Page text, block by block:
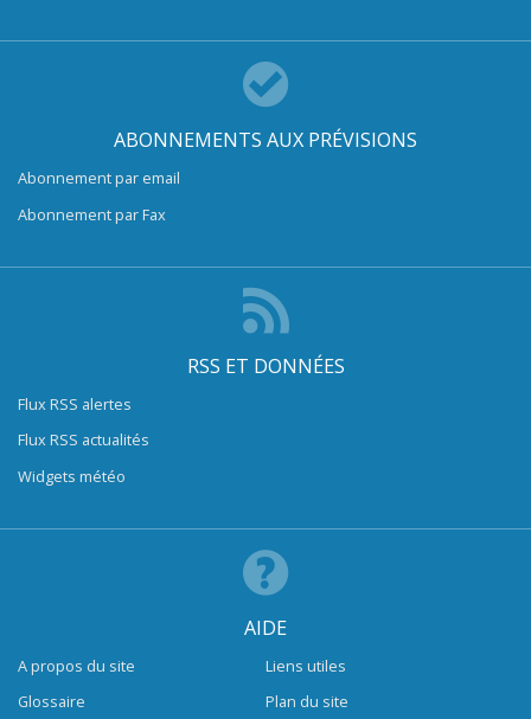
ABONNEMENTS AUX PRÉVISIONS
Abonnement par email
Abonnement par Fax
RSS ET DONNÉES
Flux RSS alertes
Flux RSS actualités
Widgets météo
AIDE
A propos du site
Glossaire
Liens utiles
Plan du site